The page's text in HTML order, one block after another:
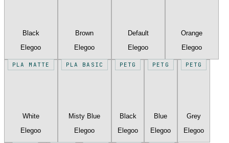
Black
Elegoo
Brown
Elegoo
Default
Elegoo
Orange
Elegoo
PLA MATTE
White
Elegoo
PLA BASIC
Misty Blue
Elegoo
PETG
Black
Elegoo
PETG
Blue
Elegoo
PETG
Grey
Elegoo